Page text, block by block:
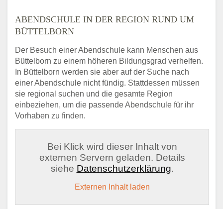
ABENDSCHULE IN DER REGION RUND UM
BÜTTELBORN
Der Besuch einer Abendschule kann Menschen aus
Büttelborn zu einem höheren Bildungsgrad verhelfen.
In Büttelborn werden sie aber auf der Suche nach
einer Abendschule nicht fündig. Stattdessen müssen
sie regional suchen und die gesamte Region
einbeziehen, um die passende Abendschule für ihr
Vorhaben zu finden.
Bei Klick wird dieser Inhalt von
externen Servern geladen. Details
siehe Datenschutzerklärung.
Externen Inhalt laden